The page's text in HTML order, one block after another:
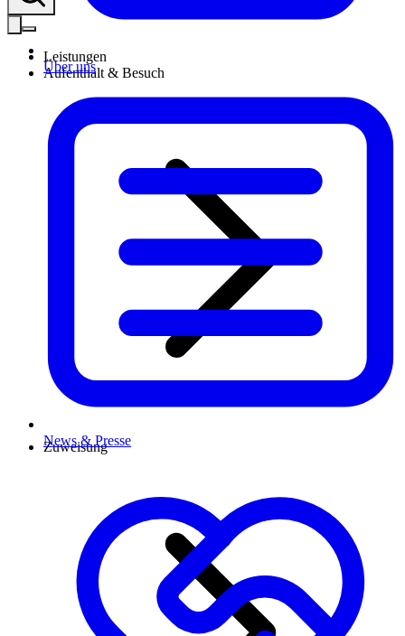
Über uns
News & Presse
Leistungen
Aufenthalt & Besuch
Zuweisung